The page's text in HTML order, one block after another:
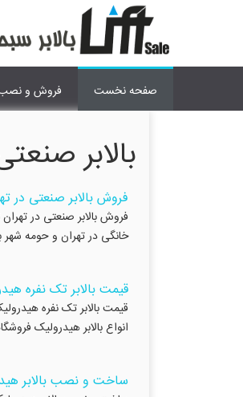
صفحه نخست فروش و نصب
بالابر
فروش بالابر صنعتی در
فروش بالابر صنعتی در تهران
خانگی در تهران و حومه شهر برای اطلاعات
قیمت بالابر تک نفره
انواع بالابر هیدرولیک فروشگاهی ،
ساخت و نصب بالابر